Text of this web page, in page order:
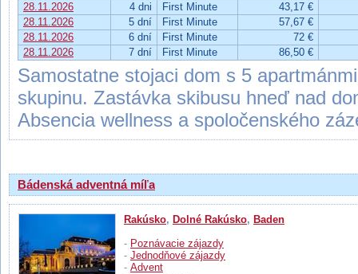
28.11.2026
4 dni First Minute
43,17 €
28.11.2026
5 dní First Minute
57,67 €
28.11.2026
6 dní First Minute
72 €
28.11.2026
7 dní First Minute 86,50 €
Samostatne stojaci dom s 5
skupinu. Zastávka skibusu hneď nad
Absencia wellness a spoločenského
Bádenská adventná míľa
Rakúsko, Dolné Rakúsko, Baden
- Poznávacie zájazdy
- Jednodňové zájazdy
- Advent